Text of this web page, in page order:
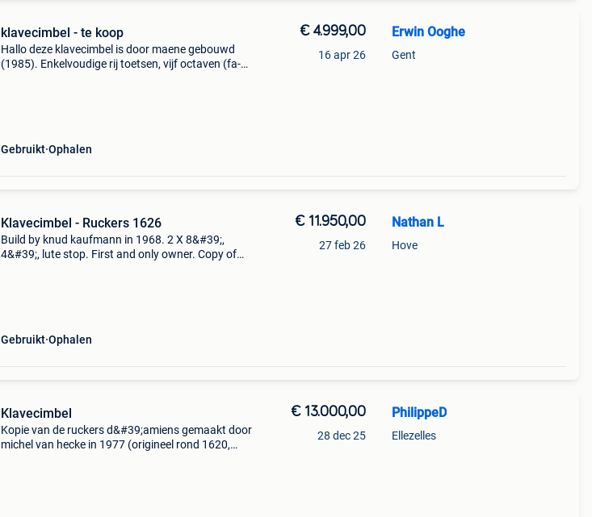
klavecimbel - te koop
Hallo deze klavecimbel is door maene gebouwd
(1985). Enkelvoudige rij toetsen, vijf octaven (fa-
Gebruikt Ophalen
€ 4.999,00
16 apr 26
Erwin Ooghe
Gent
Klavecimbel - Ruckers 1626
Build by knud kaufmann in 1968. 2 X 8&#39;,
4&#39;, lute stop. First and only owner. Copy of
Gebruikt Ophalen
€ 11.950,00
27 feb 26
Nathan L
Hove
Klavecimbel
Kopie van de ruckers d&#39;amiens gemaakt door
michel van hecke in 1977 (origineel rond 1620,
€ 13.000,00
28 dec 25
PhilippeD
Ellezelles